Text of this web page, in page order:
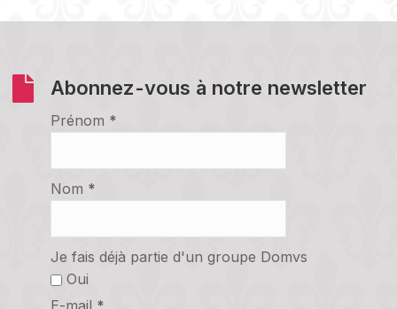
Abonnez-vous à notre newsletter
Prénom *
Nom *
Je fais déjà partie d'un groupe Domvs
Oui